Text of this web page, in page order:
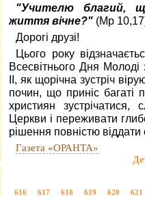
"Учителю благий,
життя вічне?" (Мр
Дорогі друзі!
Цього року
Всесвітнього Дня
II, як щорічна зустріч
почин, що приніс багаті
християн
Церкви і переживати
рішення повністю віддати
Газета «ОРАНТА»
616 617 618 619 620 621